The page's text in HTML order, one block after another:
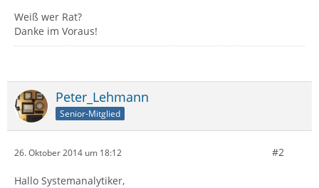
Weiß wer Rat?
Danke im Voraus!
Peter_Lehmann
Senior-Mitglied
26. Oktober 2014 um 18:12 #2
Hallo Systemanalytiker,